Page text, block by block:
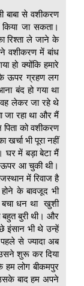
बाबा से वशीकरण
जा सकता।
रिश्ता ले जाने के
वशीकरण में बांध
हो क्योंकि हमारे
ऊपर ग्रहण लग
बंद हो गया था
लेकर जा रहे थे
जा रहा था और मैं
को वशीकरण
भी पूरा नहीं
घर में बड़ा बेटा मैं
ऊपर आ चुकी थी।
में रिवाज है
होने के बावजूद भी
बचा धन था खुशी
बुरी थी। और
इंसान भी थे उन्हें
से ज्यादा अब
उसने शुरू कर दिया
हम लोग बीकमपुर
बाद हम अपने